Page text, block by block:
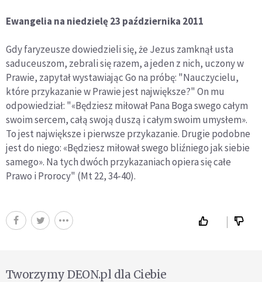
Ewangelia na niedzielę 23 października 2011
Gdy faryzeusze dowiedzieli się, że Jezus zamknął usta
saduceuszom, zebrali się razem, a jeden z nich, uczony w
Prawie, zapytał wystawiając Go na próbę: "Nauczycielu,
które przykazanie w Prawie jest największe?" On mu
odpowiedział: "«Będziesz miłował Pana Boga swego całym
swoim sercem, całą swoją duszą i całym swoim umysłem».
To jest największe i pierwsze przykazanie. Drugie podobne
jest do niego: «Będziesz miłował swego bliźniego jak siebie
samego». Na tych dwóch przykazaniach opiera się całe
Prawo i Prorocy" (Mt 22, 34-40).
Tworzymy DEON.pl dla Ciebie